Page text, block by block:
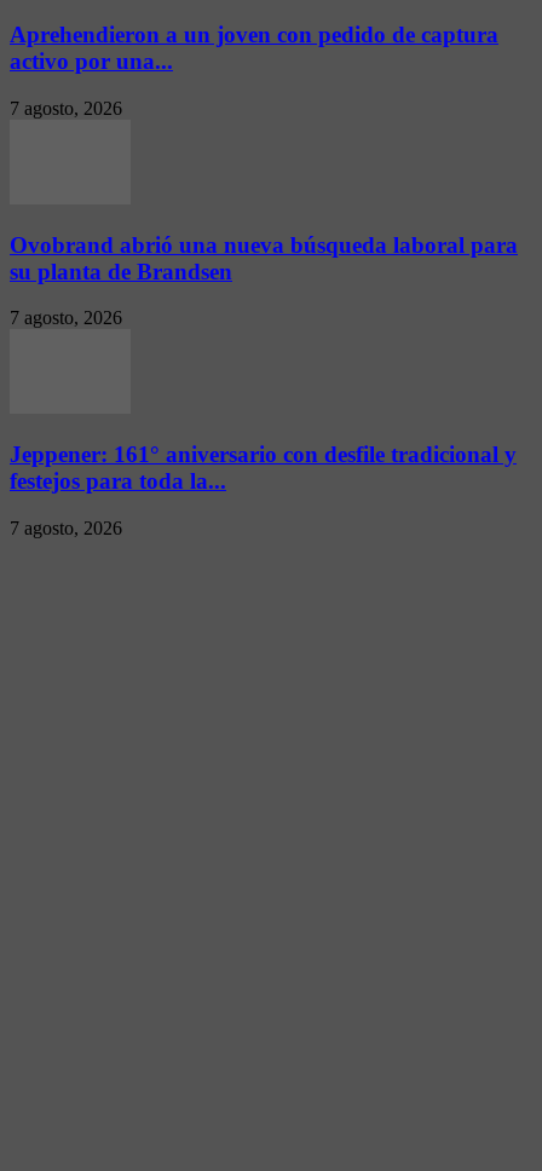
Aprehendieron a un joven con pedido de captura
activo por una...
7 agosto, 2026
Ovobrand abrió una nueva búsqueda laboral para
su planta de Brandsen
7 agosto, 2026
Jeppener: 161° aniversario con desfile tradicional y
festejos para toda la...
7 agosto, 2026